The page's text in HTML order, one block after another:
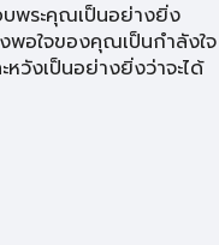
พระคุณเป็นอย่างยิ่ง
อใจของคุณเป็นกำลังใจ
วังเป็นอย่างยิ่งว่าจะได้